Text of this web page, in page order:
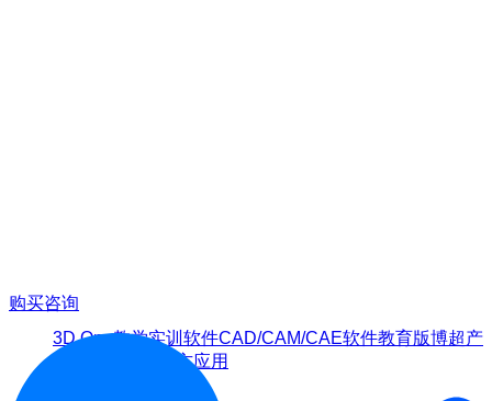
3D One教学实训软件CAD/CAM/CAE软件教育版博超产
第三方应用
购买咨询